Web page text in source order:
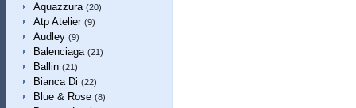
Aquazzura (20)
Atp Atelier (9)
Audley (9)
Balenciaga (21)
Ballin (21)
Bianca Di (22)
Blue & Rose (8)